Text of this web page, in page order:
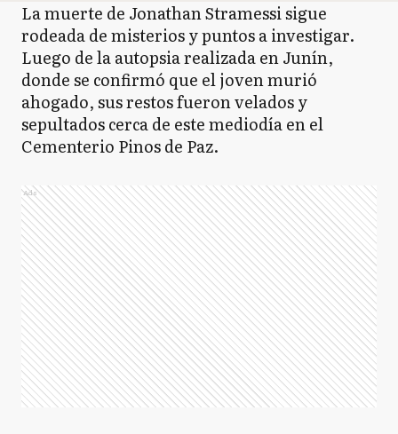
La muerte de Jonathan Stramessi sigue
rodeada de misterios y puntos a investigar.
Luego de la autopsia realizada en Junín,
donde se confirmó que el joven murió
ahogado, sus restos fueron velados y
sepultados cerca de este mediodía en el
Cementerio Pinos de Paz.
Ads